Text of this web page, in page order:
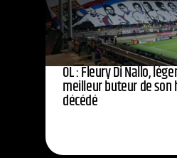
OL : Fleury Di Nallo,
meilleur buteur de son
décédé